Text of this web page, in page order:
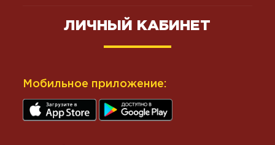
ЛИЧНЫЙ КАБИНЕТ
Мобильное приложение: